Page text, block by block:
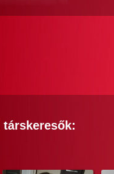
társkeresők: